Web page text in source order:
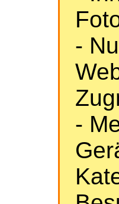
-
-